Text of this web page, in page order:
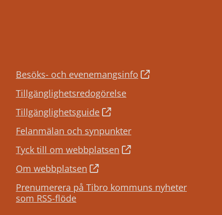
Besöks- och evenemangsinfo
Tillgänglighetsredogörelse
Tillgänglighetsguide
Felanmälan och synpunkter
Tyck till om webbplatsen
Om webbplatsen
Prenumerera på Tibro kommuns nyheter
som RSS-flöde